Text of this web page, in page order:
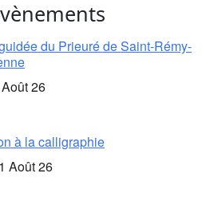
du Prieuré de Saint-Rémy-
26
à la calligraphie
Août 26